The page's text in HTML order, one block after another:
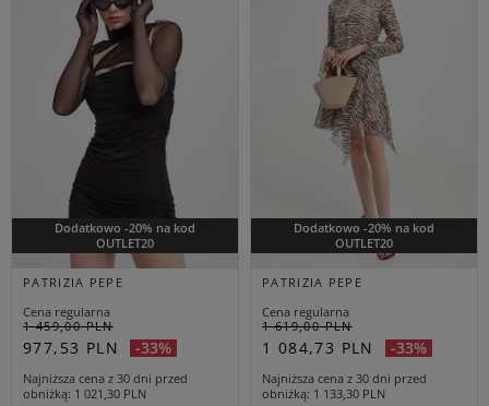
Dodatkowo -20% na kod
OUTLET20
PATRIZIA PEPE
Cena regularna
1 459,00 PLN
977,53 PLN -33%
Najniższa cena z 30 dni przed
obniżką 1 021,30 PLN
Dodatkowo -20% na kod
OUTLET20
PATRIZIA PEPE
Cena regularna
1 619,00 PLN
1 084,73 PLN -33%
Najniższa cena z 30 dni przed
obniżką 1 133,30 PLN